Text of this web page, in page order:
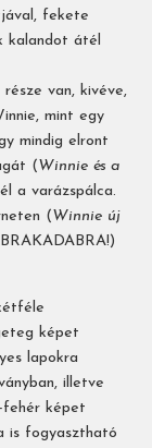
fekete
kalandot átél
van, kivéve,
mint egy
mindig elront
(Winnie és a
a varázspálca.
(Winnie új
képet
lapokra
illetve
képet
is fogyasztható